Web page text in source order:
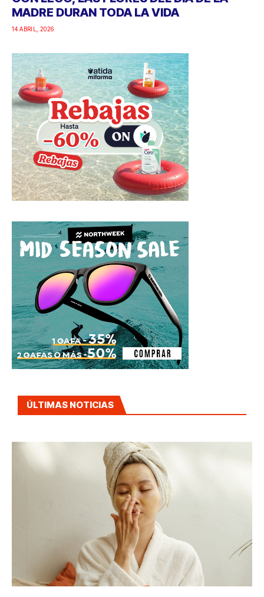
MADRE DURAN TODA LA VIDA
14 ABRIL, 2026
ÚLTIMAS NOTICIAS